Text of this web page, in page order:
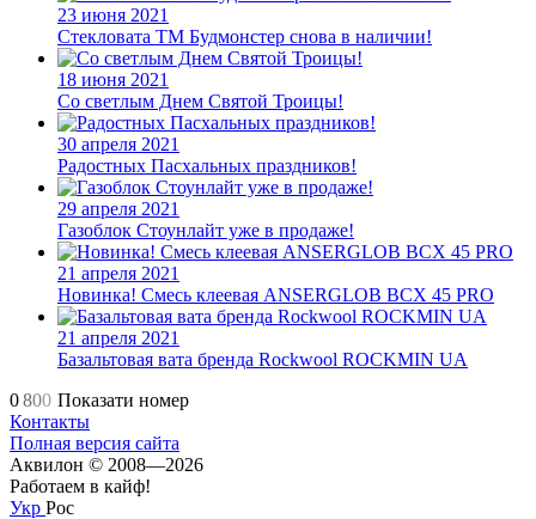
23 июня 2021
Стекловата ТМ Будмонстер снова в наличии!
18 июня 2021
Со светлым Днем Святой Троицы!
30 апреля 2021
Радостных Пасхальных праздников!
29 апреля 2021
Газоблок Стоунлайт уже в продаже!
21 апреля 2021
Новинка! Смесь клеевая ANSERGLOB BCX 45 PRO
21 апреля 2021
Базальтовая вата бренда Rockwool ROCKMIN UA
0800 Показати номер
Контакты
Полная версия сайта
Аквилон © 2008—2026
Работаем в кайф!
Укр Рос